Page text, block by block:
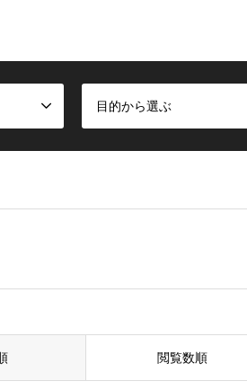
目的から選ぶ
閲覧数順